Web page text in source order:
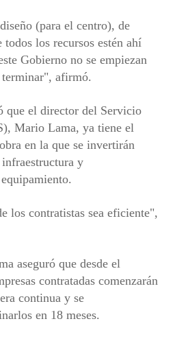
(para el centro), de
los recursos estén ahí
Gobierno no se empiezan
terminar", afirmó.
que el director del Servicio
Mario Lama, ya tiene el
en la que se invertirán
y
los contratistas sea eficiente",
aseguró que desde el
contratadas comenzarán
continua y se
en 18 meses.